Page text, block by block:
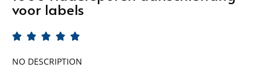
voor labels
    
NO DESCRIPTION